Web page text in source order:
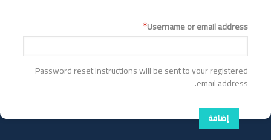
الأساسية
Username or email address
Password reset instructions will be sent to your registered
email address.